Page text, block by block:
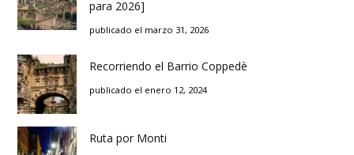
para 2026]
publicado el marzo 31, 2026
Recorriendo el Barrio Coppedè
publicado el enero 12, 2024
Ruta por Monti